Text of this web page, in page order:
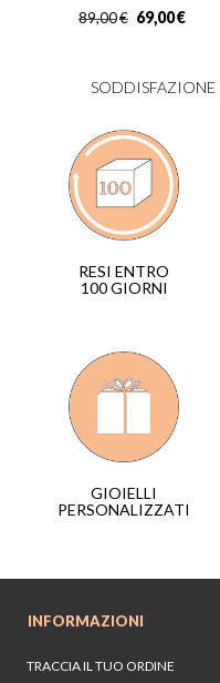
€
89,00 €
69,00
SODDISFAZIONE
RESI ENTRO
100 GIORNI
GIOIELLI
PERSONALIZZATI
INFORMAZIONI
TRACCIA IL TUO ORDINE